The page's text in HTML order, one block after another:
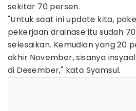
sekitar 70 persen.
"Untuk saat ini update kita,
pekerjaan drainase itu sudah
selesaikan. Kemudian yang 20
akhir November, sisanya
di Desember," kata Syamsul.